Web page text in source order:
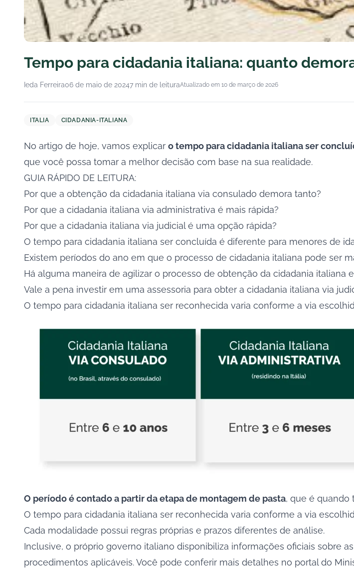
Tempo para cidadania italiana: quanto
Ieda Ferreira06 de maio de 20247 min de leituraAtualizado em 10 de março de 2026
ITALIA CIDADANIA-ITALIANA
No artigo de hoje, vamos explicar o tempo para cidadania italiana ser
que você possa tomar a melhor decisão com base na sua realidade.
GUIA RÁPIDO DE LEITURA:
Por que a obtenção da cidadania italiana via consulado demora tanto?
Por que a cidadania italiana via administrativa é mais rápida?
Por que a cidadania italiana via judicial é uma opção rápida?
O tempo para cidadania italiana ser concluída é diferente para menores de
Existem períodos do ano em que o processo de cidadania italiana pode ser
Há alguma maneira de agilizar o processo de obtenção da cidadania italiana
Vale a pena investir em uma assessoria para obter a cidadania italiana via
O tempo para cidadania italiana ser reconhecida varia conforme a via
O período é contado a partir da etapa de montagem de pasta, que é quando
O tempo para cidadania italiana ser reconhecida varia conforme a via
Cada modalidade possui regras próprias e prazos diferentes de análise.
Inclusive, o próprio governo italiano disponibiliza informações oficiais sobre
procedimentos aplicáveis. Você pode conferir mais detalhes no portal do